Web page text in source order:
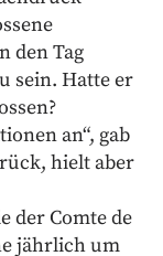
den Tag
sein. Hatte er
an“, gab
hielt aber
der Comte de
jährlich um